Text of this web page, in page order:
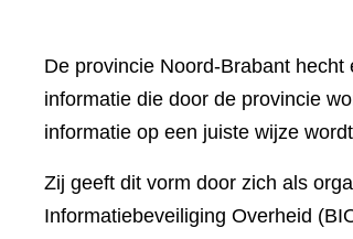
De provincie Noord-Brabant
informatie die door de provincie
informatie op een juiste wijze
Zij geeft dit vorm door zich als
Informatiebeveiliging Overheid